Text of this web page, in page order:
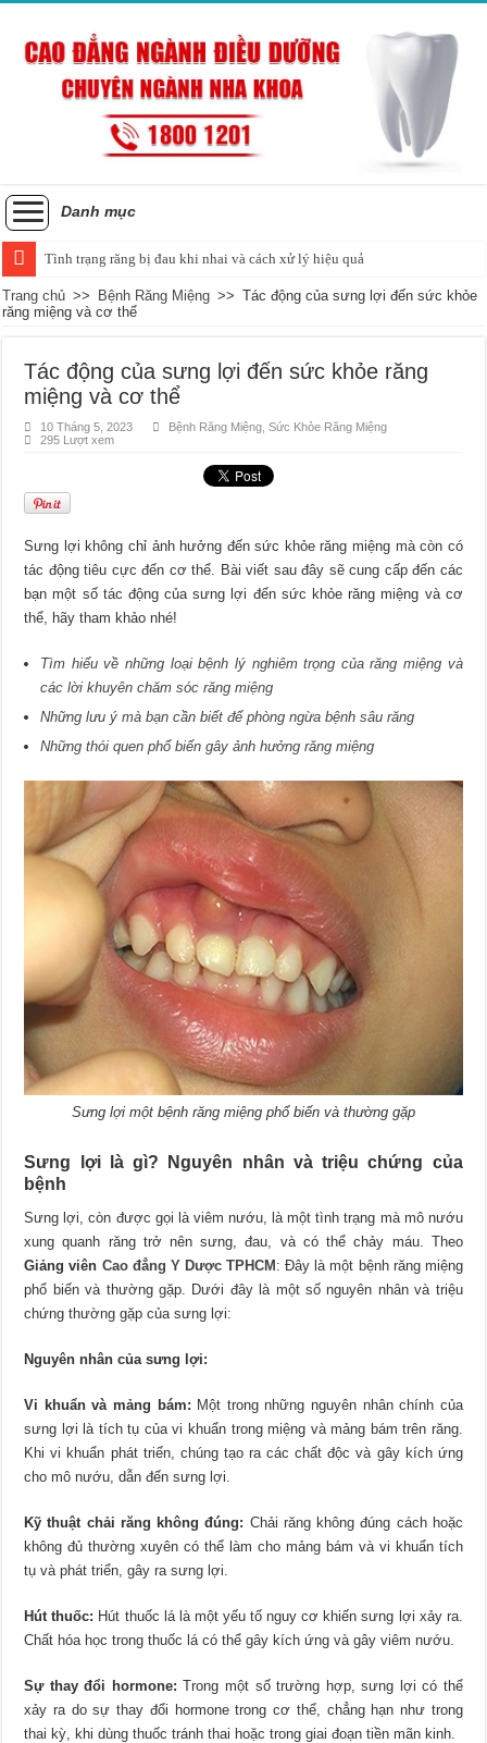
Danh mục
Tình trạng răng bị đau khi nhai và cách xử lý hiệu quả
Những ảnh hưởng của cao răng đối với sức khỏe răng miệng
Trang chủ >> Bệnh Răng Miệng >> Tác động của sưng lợi đến sức khỏe
răng miệng và cơ thể
Tác động của sưng lợi đến sức khỏe răng
miệng và cơ thể
10 Tháng 5, 2023 Bệnh Răng Miệng ,Sức Khỏe Răng Miệng
295 Lượt xem
Sưng lợi không chỉ ảnh hưởng đến sức khỏe răng miệng mà còn có
tác động tiêu cực đến cơ thể. Bài viết sau đây sẽ cung cấp đến các
bạn một số tác động của sưng lợi đến sức khỏe răng miệng và cơ
thể, hãy tham khảo nhé!
Tìm hiểu về những loại bệnh lý nghiêm trọng của răng miệng và
các lời khuyên chăm sóc răng miệng
Những lưu ý mà bạn cần biết để phòng ngừa bệnh sâu răng
Những thói quen phổ biến gây ảnh hưởng răng miệng
Sưng lợi một bệnh răng miệng phổ biến và thường gặp
Sưng lợi là gì? Nguyên nhân và triệu chứng của
bệnh
Sưng lợi, còn được gọi là viêm nướu, là một tình trạng mà mô nướu
xung quanh răng trở nên sưng, đau, và có thể chảy máu. Theo
Giảng viên Cao đẳng Y Dược TPHCM : Đây là một bệnh răng miệng
phổ biến và thường gặp. Dưới đây là một số nguyên nhân và triệu
chứng thường gặp của sưng lợi:
Nguyên nhân của sưng lợi:
Vi khuẩn và mảng bám: Một trong những nguyên nhân chính của
sưng lợi là tích tụ của vi khuẩn trong miệng và mảng bám trên răng.
Khi vi khuẩn phát triển, chúng tạo ra các chất độc và gây kích ứng
cho mô nướu, dẫn đến sưng lợi.
Kỹ thuật chải răng không đúng: Chải răng không đúng cách hoặc
không đủ thường xuyên có thể làm cho mảng bám và vi khuẩn tích
tụ và phát triển, gây ra sưng lợi.
Hút thuốc: Hút thuốc lá là một yếu tố nguy cơ khiến sưng lợi xảy ra.
Chất hóa học trong thuốc lá có thể gây kích ứng và gây viêm nướu.
Sự thay đổi hormone: Trong một số trường hợp, sưng lợi có thể
xảy ra do sự thay đổi hormone trong cơ thể, chẳng hạn như trong
thai kỳ, khi dùng thuốc tránh thai hoặc trong giai đoạn tiền mãn kinh.